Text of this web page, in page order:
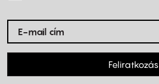
Feliratkozás